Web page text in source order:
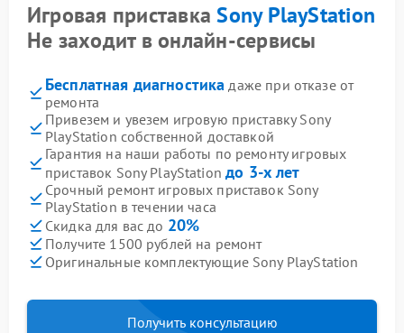
Игровая приставкаSony PlayStation
Не заходит в онлайн-сервисы
Бесплатная диагностика даже при отказе от
ремонта
Привезем и увезем игровую приставку Sony
PlayStation собственной доставкой
Гарантия на наши работы по ремонту игровых
приставок Sony PlayStationдо 3-х лет
Срочный ремонт игровых приставок Sony
PlayStation в течении часа
Скидка для вас до 20%
Получите 1500 рублей на ремонт
Оригинальные комплектующие Sony PlayStation
Получить консультацию